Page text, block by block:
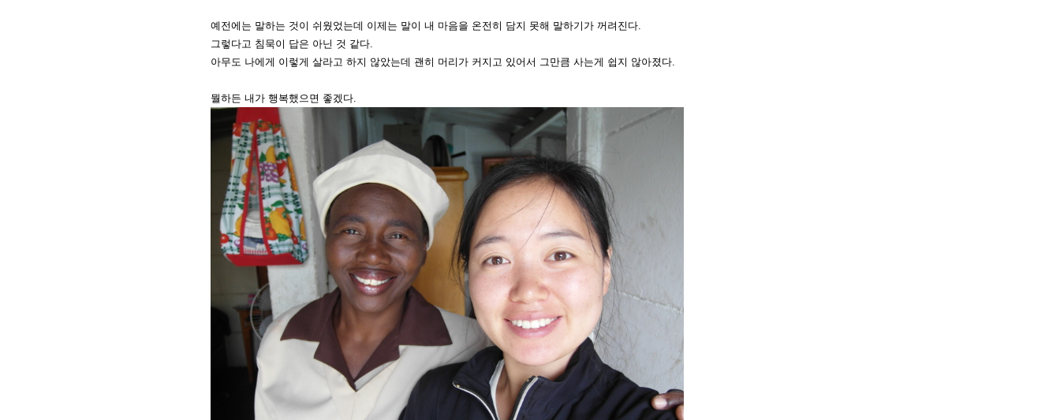
예전에는 말하는 것이 쉬웠었는데 이제는 말이 내 마음을 온전히 담지 못해 말하기가 꺼려진다.
그렇다고 침묵이 답은 아닌 것 같다.
아무도 나에게 이렇게 살라고 하지 않았는데 괜히 머리가 커지고 있어서 그만큼 사는게 쉽지 않아졌다.
뭘하든 내가 행복했으면 좋겠다.